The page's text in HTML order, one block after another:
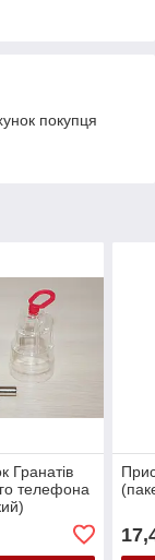
покупця
Гранатів
телефона